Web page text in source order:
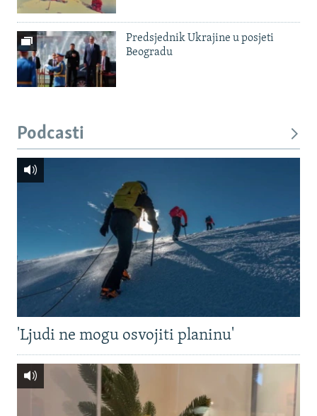
Predsjednik Ukrajine u posjeti
Beogradu
Podcasti
'Ljudi ne mogu osvojiti planinu'